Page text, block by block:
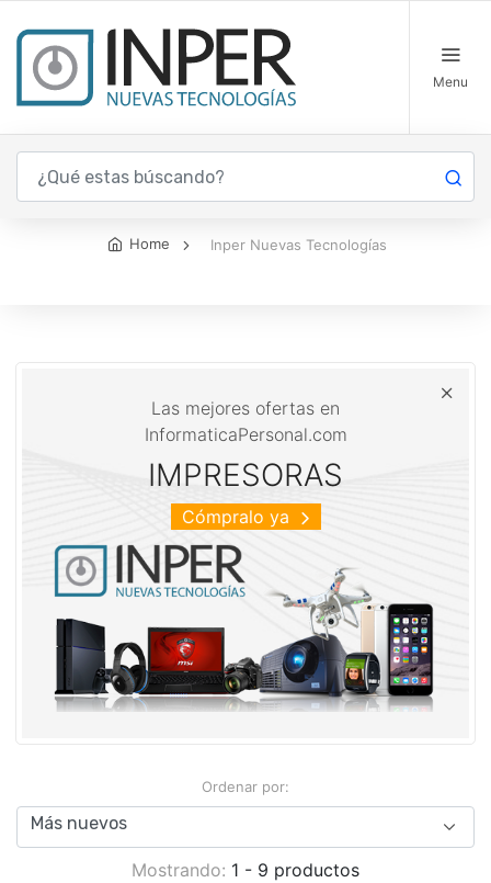
Menu
Inper Nuevas Tecnologías
Home Inper Nuevas Tecnologías
Las mejores ofertas en
InformaticaPersonal.com
IMPRESORAS
Cómpralo ya
Ordenar por:
Mostrando: 1 - 9 productos